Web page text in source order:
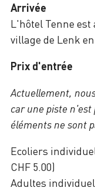
Arrivée
L'hôtel Tenne est
village de Lenk
Prix d'entrée
Actuellement,
car une piste n'est
éléments ne sont
Ecoliers
CHF 5.00)
Adultes